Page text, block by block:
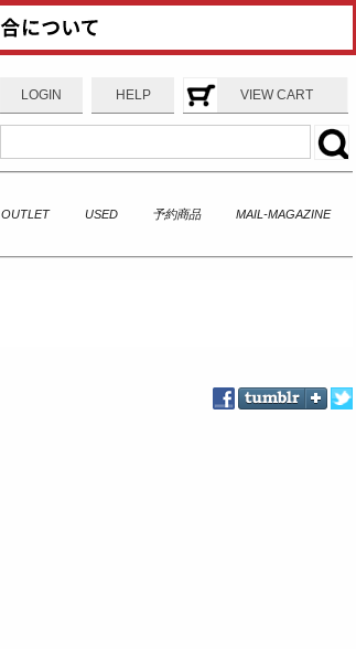
LOGIN HELP VIEW CART
OUTLET USED 予約商品 MAIL-MAGAZINE